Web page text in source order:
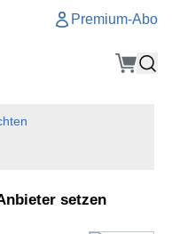
Premium-Abo
setzen